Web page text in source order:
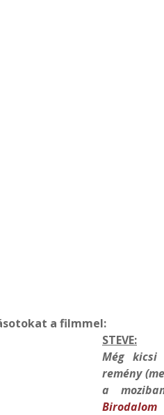
a filmmel:
STEVE:
Még
remény
a
Birodalom